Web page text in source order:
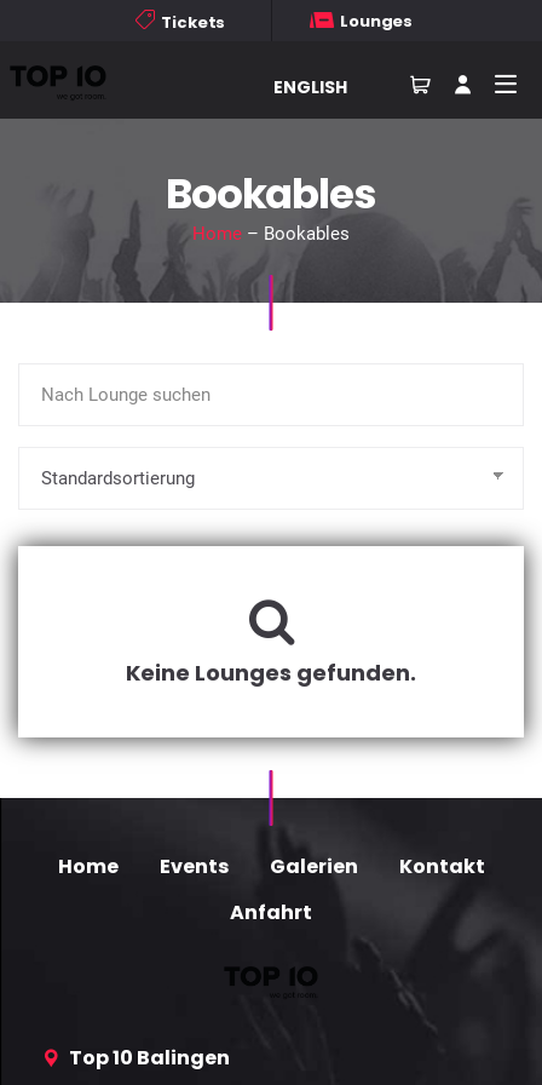
Tickets Lounges
ENGLISH
Bookables
Home– Bookables
Keine Lounges gefunden.
Home Events Galerien
Kontakt
Anfahrt
Top 10 Balingen